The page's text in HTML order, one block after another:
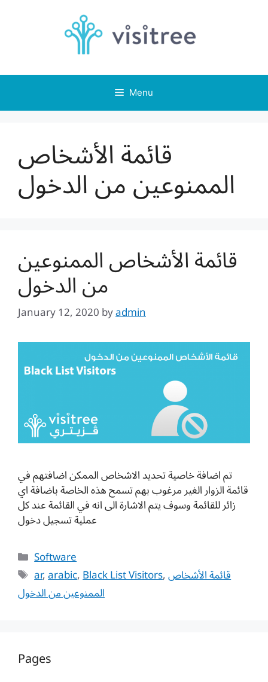
Menu
قائمة الأشخاص
الممنوعين من الدخول
قائمة الأشخاص الممنوعين
من الدخول
January 12, 2020byadmin
تم اضافة خاصية تحديد الاشخاص الممكن اضافتهم في
قائمة الزوار الغير مرغوب بهم تسمح هذه الخاصة باضافة اي
زائر للقائمة وسوف يتم الاشارة الى انه في القائمة عند كل
عملية تسجيل دخول
Categories
Software
Tags
ar,arabic,Black List Visitors,قائمة الأشخاص
الممنوعين من الدخول
Pages